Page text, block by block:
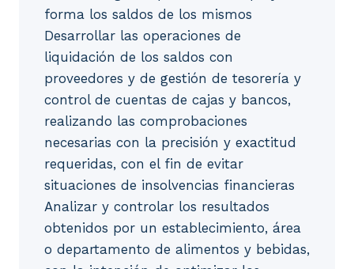
forma los saldos de los mismos
Desarrollar las operaciones de
liquidación de los saldos con
proveedores y de gestión de tesorería y
control de cuentas de cajas y bancos,
realizando las comprobaciones
necesarias con la precisión y exactitud
requeridas, con el fin de evitar
situaciones de insolvencias financieras
Analizar y controlar los resultados
obtenidos por un establecimiento, área
o departamento de alimentos y bebidas,